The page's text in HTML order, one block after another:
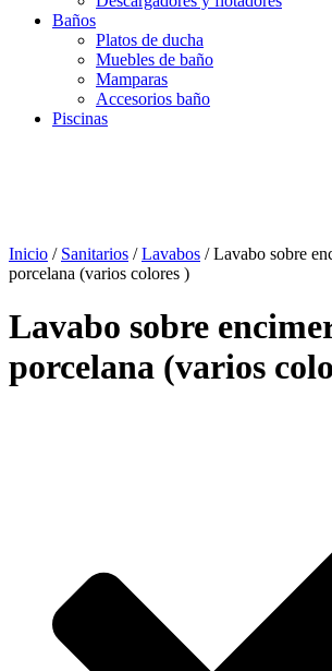
Baños
Platos de ducha
Muebles de baño
Mamparas
Accesorios baño
Piscinas
Inicio / Sanitarios /Lavabos / Lavabo sobre
porcelana (varios colores )
Lavabo sobre
porcelana (varios